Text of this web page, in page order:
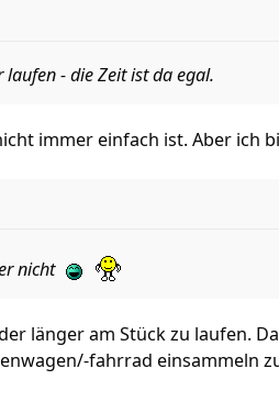
- die Zeit ist da egal.
immer einfach ist. Aber ich
nicht
länger am Stück zu laufen.
fahrrad einsammeln